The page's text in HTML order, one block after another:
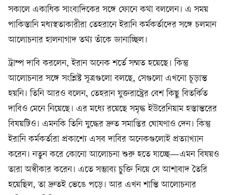
সকালে একাধিক সাংবাদিকের সঙ্গে ফোনে কথা বললেন। এ সময়
পাকিস্তানি মধ্যস্থতাকারীরা তেহরানে ইরানি কর্মকর্তাদের সঙ্গে চলমান
আলোচনার হালনাগাদ তথ্য তাঁকে জানাচ্ছিল।
ট্রাম্প দাবি করলেন, ইরান অনেক শর্তে সম্মত হয়েছে। কিন্তু
আলোচনার সঙ্গে সংশ্লিষ্ট সূত্রগুলো বলছে, সেগুলো এখনো চূড়ান্ত
হয়নি। তিনি আরও বলেন, তেহরান যুক্তরাষ্ট্রের বেশ কিছু বিতর্কিত
দাবিও মেনে নিয়েছে। এর মধ্যে রয়েছে সমৃদ্ধ ইউরেনিয়াম হস্তান্তরের
বিষয়টিও। এমনকি তিনি যুদ্ধের দ্রুত সমাপ্তির ঘোষণাও দেন। কিন্তু
ইরানি কর্মকর্তারা প্রকাশ্যে এসব দাবির অনেকগুলোই প্রত্যাখ্যান
করেন। নতুন করে কোনো আলোচনা শুরু হতে যাচ্ছে—এমন বিষয়ও
তারা অস্বীকার করেন। এতে সম্ভাব্য চুক্তি নিয়ে যে আশাবাদ তৈরি
হয়েছিল, তা দ্রুতই ভেঙে পড়ে। আর এখন শান্তি আলোচনার